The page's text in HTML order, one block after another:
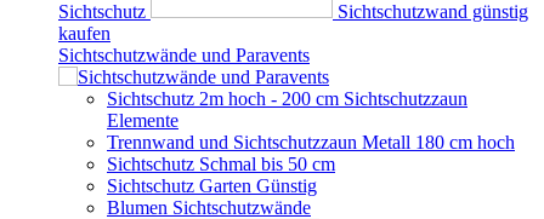
Sichtschutz
Sichtschutzwand günstig
kaufen
Sichtschutzwände und Paravents
Sichtschutz 2m hoch - 200 cm Sichtschutzzaun
Elemente
Trennwand und Sichtschutzzaun Metall 180 cm hoch
Sichtschutz Schmal bis 50 cm
Sichtschutz Garten Günstig
Blumen Sichtschutzwände